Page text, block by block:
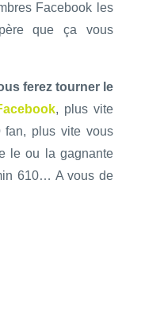
Facebook les
que ça vous
ferez tourner le
, plus vite
fan, plus vite vous
le ou la gagnante
610… A vous de